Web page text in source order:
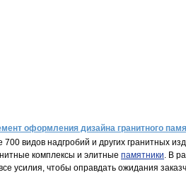
оформления дизайна гранитного
видов надгробий и других гранитных
комплексы и элитные памятники. В
усилия, чтобы оправдать ожидания